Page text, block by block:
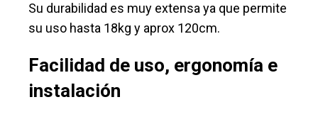
Su durabilidad es muy extensa ya que permite
su uso hasta 18kg y aprox 120cm.
Facilidad de uso, ergonomía e
instalación